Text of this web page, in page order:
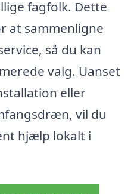
fagfolk. Dette
at sammenligne
så du kan
valg. Uanset
eller
vil du
hjælp lokalt i